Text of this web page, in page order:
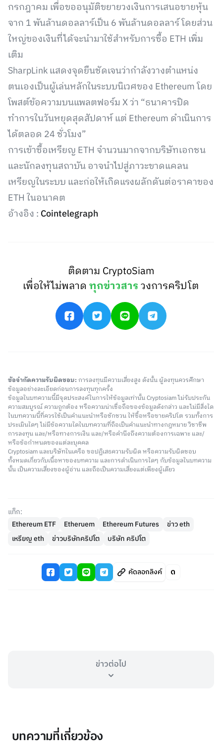
กรกฎาคม เพื่อขออนุมัติขยายวงเงินการเสนอขายหุ้น
จาก 1 พันล้านดอลลาร์เป็น 6 พันล้านดอลลาร์ โดยส่วน
ใหญ่ของเงินที่ได้จะนำมาใช้สำหรับการซื้อ ETH เพิ่ม
เติม
SharpLink แสดงจุดยืนชัดเจนว่ากำลังวางตำแหน่ง
ตนเองเป็นผู้เล่นหลักในระบบนิเวศของ Ethereum โดย
โพสต์ข้อความบนแพลตฟอร์ม X ว่า “ธนาคารปิด
ทำการในวันหยุดสุดสัปดาห์ แต่ Ethereum ดำเนินการ
ได้ตลอด 24 ชั่วโมง”
การเข้าซื้อเหรียญ ETH จำนวนมากจากบริษัทเอกชน
และนักลงทุนสถาบัน อาจนำไปสู่ภาวะขาดแคลน
เหรียญในระบบ และก่อให้เกิดแรงผลักดันต่อราคาของ
ETH ในอนาคต
อ้างอิง : Cointelegraph
ติดตาม CryptoSiam
เพื่อให้ไม่พลาดทุกข่าวสารวงการคริปโต
ข้อจำกัดความรับผิดชอบ: การลงทุนมีความเสี่ยงสูง ดังนั้น ผู้ลงทุนควรศึกษา
ข้อมูลอย่างละเอียดก่อนการลงทุนทุกครั้ง
ข้อมูลในบทความนี้มีจุดประสงค์ในการให้ข้อมูลเท่านั้น Cryptosiam ไม่รับประกัน
ความสมบูรณ์ ความถูกต้อง หรือความน่าเชื่อถือของข้อมูลดังกล่าว และไม่มีสิ่งใด
ในบทความนี้ที่ควรใช้เป็นคำแนะนำหรือชักชวน ให้ซื้อหรือขายคริปโต รวมทั้งการ
ประเมินใดๆ ไม่มีข้อความใดในบทความที่ถือเป็นคำแนะนำทางกฎหมาย วิชาชีพ
การลงทุน และ/หรือทางการเงิน และ/หรือคำนึงถึงความต้องการเฉพาะ และ/
หรือข้อกำหนดของแต่ละบุคคล
Cryptosiam และบริษัทในเครือ ขอปฏิเสธความรับผิด หรือความรับผิดชอบ
ทั้งหมดเกี่ยวกับเนื้อหาของบทความ และการดำเนินการใดๆ กับข้อมูลในบทความ
นั้น เป็นความเสี่ยงของผู้อ่าน และถือเป็นความเสี่ยงแต่เพียงผู้เดียว
แท็ก:
Ethereum ETF
Etheruem Ethereum Futures
ข่าว eth
เหรียญ eth
ข่าวบริษัทคริปโต บริษัท คริปโต
คัดลอกลิงค์
ข่าวต่อไป
บทความที่เกี่ยวข้อง